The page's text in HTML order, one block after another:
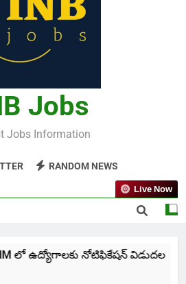
Jobs
Jobs Information
RANDOM NEWS
Live Now
ఉద్యోగాలకు నోటిఫికేషన్ విడుదల